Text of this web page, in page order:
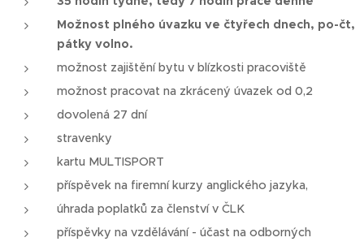
Možnost plného úvazku ve čtyřech dnech, po-čt,
pátky volno.
možnost zajištění bytu v blízkosti pracoviště
možnost pracovat na zkrácený úvazek od 0,2
dovolená 27 dní
stravenky
kartu MULTISPORT
příspěvek na firemní kurzy anglického jazyka,
úhrada poplatků za členství v ČLK
příspěvky na vzdělávání - účast na odborných